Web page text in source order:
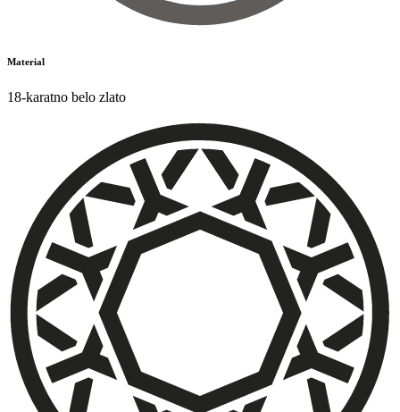
Material
18-karatno belo zlato